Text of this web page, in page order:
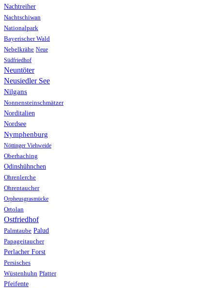
Nachtreiher
Nachtschiwan
Nationalpark
Bayerischer Wald
Nebelkrähe Neue
Südfriedhof
Neuntöter
Neusiedler See
Nilgans
Nonnensteinschmätzer
Norditalien
Nordsee
Nymphenburg
Nöttinger Viehweide
Oberhaching
Odinshühnchen
Ohrenlerche
Ohrentaucher
Orpheusgrasmücke
Ortolan
Ostfriedhof
Palmtaube Palud
Papageitaucher
Perlacher Forst
Persisches
Wüstenhuhn Pfatter
Pfeifente